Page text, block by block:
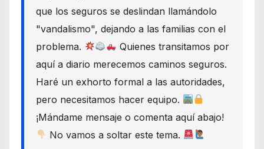
que los seguros se deslindan llamándolo
"vandalismo", dejando a las familias con el
problema.
Quienes transitamos por
aquí a diario merecemos caminos seguros.
Haré un exhorto formal a las autoridades,
pero necesitamos hacer equipo.
¡Mándame mensaje o comenta aquí abajo!
No vamos a soltar este tema.